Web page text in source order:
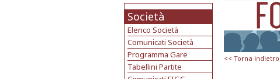
Società
Elenco Società
Comunicati Società
Programma Gare
Tabellini Partite
<< Torna indietro